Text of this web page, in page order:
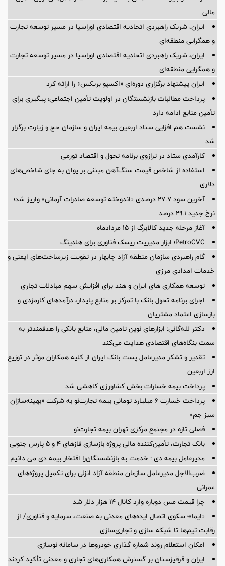
مالی
ایران، شریک راهبردی اتحادیه اقتصادی اوراسیا در مسیر توسعه تجارت
و همگرایی منطقه‌ای
ایران، شریک راهبردی اتحادیه اقتصادی اوراسیا در مسیر توسعه تجارت
و همگرایی منطقه‌ای
ایران پیشنهاد برگزاری دوره‌ای «اکسپو بریکس» را ارائه کرد
پرداخت مطالبات بازنشستگان در اولویت تأمین اجتماعی؛ پیگیری برای
تأمین منابع ادامه دارد
نشست هم افزایی ستاد اربعین بیمه ایران و سازمان حج و زیارت برگزار
شد
کارآمدی ستاد در ترازوی برنامه تحول و اقتصاد تورمی
استفاده از شاخص قیمت سنگ‌آهن مبتنی بر یوان به جای شاخص‌های
دلاری
آخرین سود ۲۷.۷ درصدی «اندوخته توسعه صادرات آرمانی» واریز شد؛
نرخ جدید ۲۹.۱ درصد
آغاز مرحله جدید کالابرگ از ۱۵ مردادماه
PetroCVC؛ ابزار مدیریت ریسک فناوری برای هلدینگ
گام راهبردی سازمان منطقه آزاد چابهار در تقویت زیرساخت‌های ایمنی و
خدمات امدادی مرزی
توسعه همکاری های ایران و هند برای افزایش سهم مبادلات تجاری
اجرای برنامه تحول بانک با تمرکز بر منابع پایدار، درآمدهای کارمزدی و
بازسازی اعتماد مشتریان
دکتر للـه‌گانی: ابزارهای نوین تامین مالی، منابع بانکی را هدفمندتر به
سمت بنگاه‌های اقتصادی هدایت می‌کند
تقدیر و تشکر مدیرعامل پست بانک ایران از کلیه همکاران موثر در توزیع
ارز اربعین
پرداخت بیمه خسارات بخش کشاورزی کاهشی شد
پرداخت خسارت ۶ میلیارد تومانی بیمه تجارت‌نو به شرکت «بهینه‌سازان
سبز جم»
فصلی تازه در مجتمع مرکزی تهران بیمه تجارت‌نو
بانک تجارت، تأمین‌کننده مالی پروژه بازسازی فازهای ۴ و ۵ پارس جنوبی
مدیرعامل بیمه دی : خدمت به بازنشستگان‌را افتخار بیمه دی می دانیم
ضرب‌الاجل مدیرعامل سازمان منطقه آزاد انزلی برای تكمیل پروژه‌های
عمرانی
چرا قیمت مس دوباره وارد کانال ۱۴ هزار دلار شد
«ایما»؛ سکوی اتصال ایده‌های معدنی به صنعت، سرمایه و فناوری/ از
رقابت تیم‌ها تا شبکه سازی و تجاری‌سازی
امکان استعلام روند شماره گذاری خودروها در سامانه نوسازی
ایران و قرقیزستان بر گسترش همکاری‌های تجاری و معدنی تأکید کردند